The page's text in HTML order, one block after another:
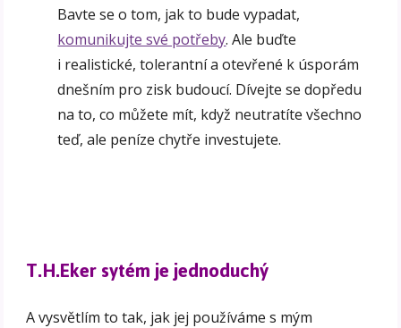
Bavte se o tom, jak to bude vypadat,
komunikujte své potřeby. Ale buďte
i realistické, tolerantní a otevřené k úsporám
dnešním pro zisk budoucí. Dívejte se dopředu
na to, co můžete mít, když neutratíte všechno
teď, ale peníze chytře investujete.
T.H.Eker sytém je jednoduchý
A vysvětlím to tak, jak jej používáme s mým